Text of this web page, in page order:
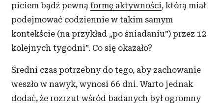
piciem bądź pewną formę aktywności, którą miał
podejmować codziennie w takim samym
kontekście (na przykład „po śniadaniu”) przez 12
kolejnych tygodni”. Co się okazało?
Średni czas potrzebny do tego, aby zachowanie
weszło w nawyk, wynosi 66 dni. Warto jednak
dodać, że rozrzut wśród badanych był ogromny